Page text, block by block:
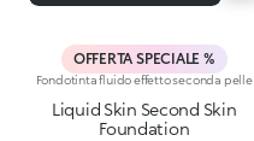
OFFERTA SPECIALE %
Fondotinta fluido effetto seconda pelle
Liquid Skin Second Skin
Foundation